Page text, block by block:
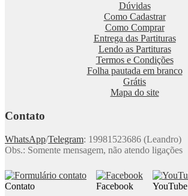
Dúvidas
Como Cadastrar
Como Comprar
Entrega das Partituras
Lendo as Partituras
Termos e Condições
Folha pautada em branco
Grátis
Mapa do site
Contato
WhatsApp/Telegram: 19981523686 (Leandro)
Obs.: Somente mensagem, não atendo ligações
Contato Facebook YouTube